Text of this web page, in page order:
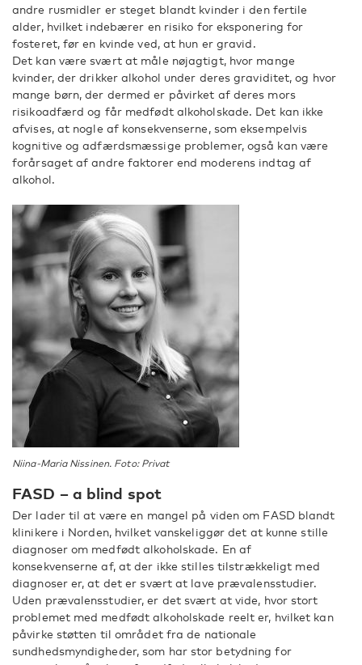
andre rusmidler er steget blandt kvinder i den fertile
alder, hvilket indebærer en risiko for eksponering for
fosteret, før en kvinde ved, at hun er gravid.
Det kan være svært at måle nøjagtigt, hvor mange
kvinder, der drikker alkohol under deres graviditet, og hvor
mange børn, der dermed er påvirket af deres mors
risikoadfærd og får medfødt alkoholskade. Det kan ikke
afvises, at nogle af konsekvenserne, som eksempelvis
kognitive og adfærdsmæssige problemer, også kan være
forårsaget af andre faktorer end moderens indtag af
alkohol.
Niina-Maria Nissinen. Foto: Privat
FASD – a blind spot
Der lader til at være en mangel på viden om FASD blandt
klinikere i Norden, hvilket vanskeliggør det at kunne stille
diagnoser om medfødt alkoholskade. En af
konsekvenserne af, at der ikke stilles tilstrækkeligt med
diagnoser er, at det er svært at lave prævalensstudier.
Uden prævalensstudier, er det svært at vide, hvor stort
problemet med medfødt alkoholskade reelt er, hvilket kan
påvirke støtten til området fra de nationale
sundhedsmyndigheder, som har stor betydning for